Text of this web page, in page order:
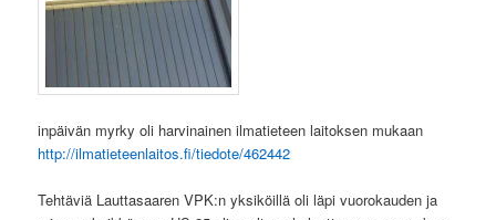
inpäivän myrky oli harvinainen ilmatieteen laitoksen mukaan
http://ilmatieteenlaitos.fi/tiedote/462442
Tehtäviä Lauttasaaren VPK:n yksiköillä oli läpi vuorokauden ja